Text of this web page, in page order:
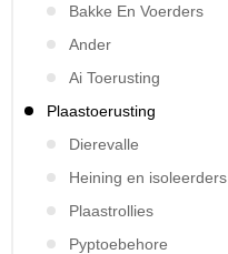
Bakke En Voerders
Ander
Ai Toerusting
Plaastoerusting
Dierevalle
Heining en isoleerders
Plaastrollies
Pyptoebehore